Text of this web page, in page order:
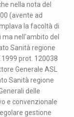
nella nota del
(avente ad
la facoltà di
nell'ambito del
Sanità regione
prot. 120038
Generale ASL
Sanità regione
delle
e convenzionale
gestione